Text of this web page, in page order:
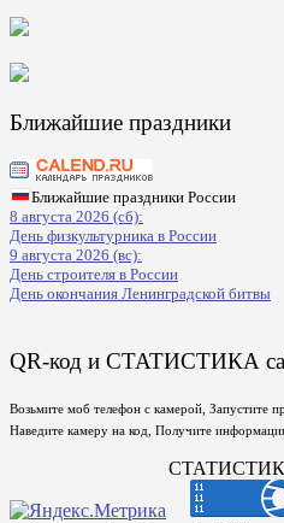
Ближайшие праздники
Ближайшие праздники России
8 августа 2026 (сб):
День физкультурника в России
9 августа 2026 (вс):
День строителя в России
День окончания Ленинградской битвы
QR-код и СТАТИСТИКА
Возьмите моб телефон с камерой, Запустите
Наведите камеру на код, Получите